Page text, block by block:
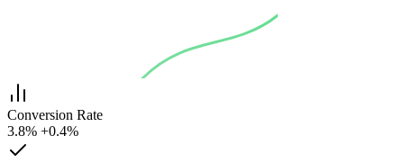
Conversion Rate
3.8% +0.4%